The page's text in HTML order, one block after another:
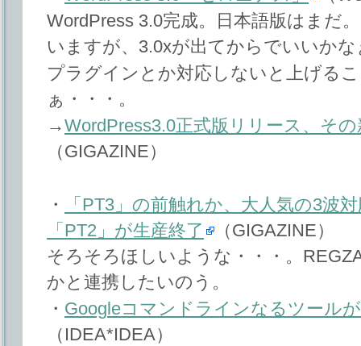
WordPress 3.0完成。日本語版はまだ
いますが、3.0xが出てからでいいかな
プラグインとか対応しないと上げる
ぁ・・・。
→WordPress3.0正式版リリース、そ
（GIGAZINE）
・
「PT3」の前触れか、大人気の3波
「PT2」が生産終了
（GIGAZINE）
そろそろほしいような・・・。
かと連携したいのう。
・ Googleコマンドラインなるツール
（IDEA*IDEA）